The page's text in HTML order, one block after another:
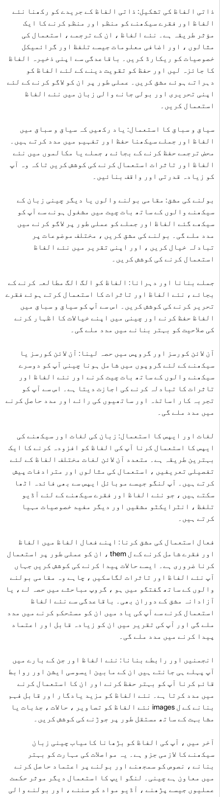
ذاتی الفاظ کی تشکیل: ذاتی الفاظ کے جریدے کو رکھنا نئے
الفاظ اور فقرے سیکھنے کو منظم اور منظم کرنے کا ایک
مؤثر طریقہ ہے۔ نئے الفاظ ، ان کے ترجمے ، استعمال کی
مثالوں ، اور اضافی معلومات جیسے تلفظ اور گرائمیکل
خصوصیات کو ریکارڈ کریں۔ باقاعدگی سے اپنی ذخیرہ الفاظ
کا جائزہ لیں اور حفظ کو تقویت دینے کے لئے الفاظ کو
دہراتے ہوئے مشق کریں۔ عملی طور پر ان کو لاگو کرنے کے لئے
اپنی تحریری اور بولی جانے والی زبان میں نئے الفاظ
استعمال کریں۔
سیاق و سباق کا استعمال: یاد رکھیں کہ سیاق و سباق میں
الفاظ اور جملے سیکھنا حفظ اور تفہیم میں مدد کرتے ہیں۔
محض ترجمے حفظ کرنے کے بجائے ، جملے یا مکالموں میں نئے
الفاظ اور تاثرات استعمال کرنے کی کوشش کریں تاکہ وہ آپ
کو زیادہ قدرتی اور واقف بنائیں۔
بولنے کی مشق: مقامی بولنے والوں یا دیگر چینی زبان کے
سیکھنے والوں کے ساتھ بات چیت میں مشغول ہونے سے آپ کو
سیکھے گئے الفاظ اور جملے کو عملی طور پر لاگو کرنے میں
مدد ملے گی۔ بولنے کی مشق کریں ، مختلف موضوعات پر
تبادلہ خیال کریں ، اور اپنی تقریر میں نئے الفاظ
استعمال کرنے کی کوشش کریں۔
جملے بنانا اور دہرانا: الفاظ کو الگ الگ مطالعہ کرنے کے
بجائے ، نئے الفاظ اور تاثرات کا استعمال کرتے ہوئے فقرے
تحریر کرنے کی کوشش کریں۔ اس سے آپ کو سیاق و سباق میں
الفاظ حفظ کرنے اور چینی میں اپنے خیالات کا اظہار کرنے
کی صلاحیت کو بہتر بنانے میں مدد ملے گی۔
آن لائن کورسز اور گروپس میں حصہ لینا: آن لائن کورسز یا
سیکھنے کے لئے گروپوں میں شامل ہونا چینی آپ کو دوسرے
سیکھنے والوں کے ساتھ بات چیت کرنے اور نئے الفاظ اور
تاثرات کا تبادلہ کرنے کی اجازت دیتا ہے۔ اس سے آپ کو
تجربہ کار اساتذہ اور ساتھیوں کی رائے اور مدد حاصل کرنے
میں مدد ملے گی۔
لغات اور ایپس کا استعمال: زبان کی لغات اور سیکھنے کی
ایپس کا استعمال کرنا آپ کی الفاظ کو افزودہ کرنے کا ایک
بہترین طریقہ ہے۔ متعدد آن لائن لغات مختلف الفاظ کے لئے
تفصیلی تعریفیں ، استعمال کی مثالوں اور مترادفات پیش
کرتے ہیں۔ آپ لنگو جیسے موبائل ایپس سے بھی فائدہ اٹھا
سکتے ہیں ، جو نئے الفاظ اور فقرے سیکھنے کے لئے آڈیو
تلفظ ، انٹرایکٹو مشقیں اور دیگر مفید خصوصیات مہیا
کرتے ہیں۔
فعال استعمال کی مشق کرنا: اپنے فعال الفاظ میں الفاظ
اور فقرے شامل کرنے کے ل them ، ان کو عملی طور پر استعمال
کرنا ضروری ہے۔ ایسے حالات پیدا کرنے کی کوشش کریں جہاں
آپ نئے الفاظ اور تاثرات لگاسکیں ، چاہے وہ مقامی بولنے
والوں کے ساتھ گفتگو میں ہو ، گروپ مباحثے میں حصہ لے ، یا
آزادانہ مشق کے دوران بھی۔ باقاعدگی سے نئے الفاظ
استعمال کرنے سے آپ کی یاد میں ان کو مستحکم کرنے میں مدد
ملے گی اور آپ کی تقریر میں ان کو زیادہ قابل اور اعتماد
پیدا کرنے میں مدد ملے گی۔
انجمنیں اور رابطے بنانا: نئے الفاظ اور جن کے بارے میں
آپ پہلے ہی جانتے ہیں ان کے مابین ایسوسی ایشن اور روابط
قائم کرنا آپ کو بہتر حفظ کرنے اور ان کا استعمال کرنے
میں مدد کرتا ہے۔ نئے الفاظ کو مزید یادگار اور قابل فہم
بنانے کے ل images نئے الفاظ کو تصاویر ، حالات ، جذبات یا
مشابہت کے ساتھ مستقل طور پر جوڑنے کی کوشش کریں۔
آخر میں ، آپ کی الفاظ کو بڑھانا کامیاب چینی زبان
سیکھنے کا لازمی جزو ہے۔ یہ مواصلات کی مہارت کو بہتر
بنانے ، نصوص کو سمجھنے اور بولنے پر اعتماد حاصل کرنے
میں معاون ہے چینی۔ لنگو ایپ کا استعمال دیگر موثر حکمت
عملیوں جیسے پڑھنے ، آڈیو مواد کو سننے ، اور بولنے والی